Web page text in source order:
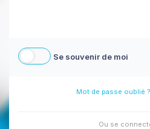
Se souvenir de moi
Mot de passe oublié ?
Ou se